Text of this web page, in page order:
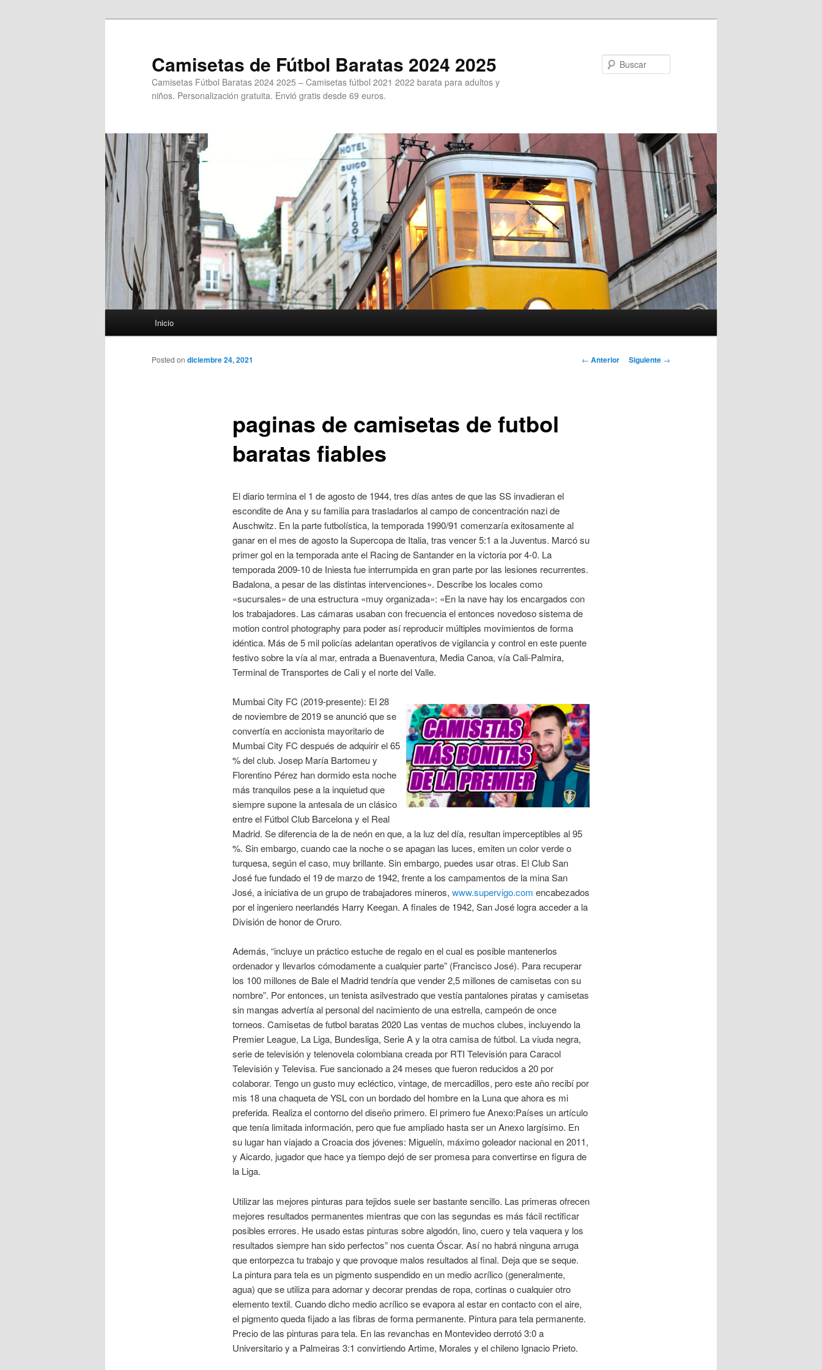
Camisetas de Fútbol Baratas 2024 2025
Camisetas Fútbol Baratas 2024 2025 – Camisetas fútbol 2021 2022 barata para adultos y
niños. Personalización gratuita. Envió gratis desde 69 euros.
Inicio
Navegación
← Anterior Siguiente →
paginas de camisetas de futbol
baratas fiables
Posted on diciembre 24, 2021
El diario termina el 1 de agosto de 1944, tres días antes de que las SS invadieran el
escondite de Ana y su familia para trasladarlos al campo de concentración nazi de
Auschwitz. En la parte futbolística, la temporada 1990/91 comenzaría exitosamente al
ganar en el mes de agosto la Supercopa de Italia, tras vencer 5:1 a la Juventus. Marcó su
primer gol en la temporada ante el Racing de Santander en la victoria por 4-0. La
temporada 2009-10 de Iniesta fue interrumpida en gran parte por las lesiones recurrentes.
Badalona, a pesar de las distintas intervenciones». Describe los locales como
«sucursales» de una estructura «muy organizada»: «En la nave hay los encargados con
los trabajadores. Las cámaras usaban con frecuencia el entonces novedoso sistema de
motion control photography para poder así reproducir múltiples movimientos de forma
idéntica. Más de 5 mil policías adelantan operativos de vigilancia y control en este puente
festivo sobre la vía al mar, entrada a Buenaventura, Media Canoa, vía Cali-Palmira,
Terminal de Transportes de Cali y el norte del Valle.
Mumbai City FC (2019-presente): El 28
de noviembre de 2019 se anunció que se
convertía en accionista mayoritario de
Mumbai City FC después de adquirir el 65
% del club. Josep María Bartomeu y
Florentino Pérez han dormido esta noche
más tranquilos pese a la inquietud que
siempre supone la antesala de un clásico
entre el Fútbol Club Barcelona y el Real
Madrid. Se diferencia de la de neón en que, a la luz del día, resultan imperceptibles al 95
%. Sin embargo, cuando cae la noche o se apagan las luces, emiten un color verde o
turquesa, según el caso, muy brillante. Sin embargo, puedes usar otras. El Club San
José fue fundado el 19 de marzo de 1942, frente a los campamentos de la mina San
José, a iniciativa de un grupo de trabajadores mineros, www.supervigo.com encabezados
por el ingeniero neerlandés Harry Keegan. A finales de 1942, San José logra acceder a la
División de honor de Oruro.
Además, “incluye un práctico estuche de regalo en el cual es posible mantenerlos
ordenador y llevarlos cómodamente a cualquier parte” (Francisco José). Para recuperar
los 100 millones de Bale el Madrid tendría que vender 2,5 millones de camisetas con su
nombre”. Por entonces, un tenista asilvestrado que vestía pantalones piratas y camisetas
sin mangas advertía al personal del nacimiento de una estrella, campeón de once
torneos. Camisetas de futbol baratas 2020 Las ventas de muchos clubes, incluyendo la
Premier League, La Liga, Bundesliga, Serie A y la otra camisa de fútbol. La viuda negra,
serie de televisión y telenovela colombiana creada por RTI Televisión para Caracol
Televisión y Televisa. Fue sancionado a 24 meses que fueron reducidos a 20 por
colaborar. Tengo un gusto muy ecléctico, vintage, de mercadillos, pero este año recibí por
mis 18 una chaqueta de YSL con un bordado del hombre en la Luna que ahora es mi
preferida. Realiza el contorno del diseño primero. El primero fue Anexo:Países un artículo
que tenía limitada información, pero que fue ampliado hasta ser un Anexo largísimo. En
su lugar han viajado a Croacia dos jóvenes: Miguelín, máximo goleador nacional en 2011,
y Aicardo, jugador que hace ya tiempo dejó de ser promesa para convertirse en figura de
la Liga.
Utilizar las mejores pinturas para tejidos suele ser bastante sencillo. Las primeras ofrecen
mejores resultados permanentes mientras que con las segundas es más fácil rectificar
posibles errores. He usado estas pinturas sobre algodón, lino, cuero y tela vaquera y los
resultados siempre han sido perfectos” nos cuenta Óscar. Así no habrá ninguna arruga
que entorpezca tu trabajo y que provoque malos resultados al final. Deja que se seque.
La pintura para tela es un pigmento suspendido en un medio acrílico (generalmente,
agua) que se utiliza para adornar y decorar prendas de ropa, cortinas o cualquier otro
elemento textil. Cuando dicho medio acrílico se evapora al estar en contacto con el aire,
el pigmento queda fijado a las fibras de forma permanente. Pintura para tela permanente.
Precio de las pinturas para tela. En las revanchas en Montevideo derrotó 3:0 a
Universitario y a Palmeiras 3:1 convirtiendo Artime, Morales y el chileno Ignacio Prieto.